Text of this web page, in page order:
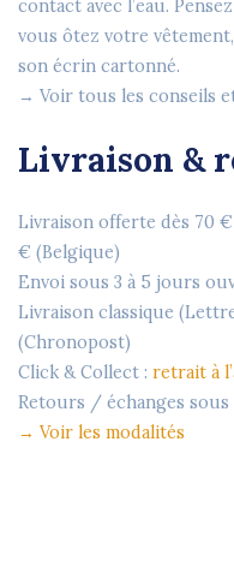
contact avec l’eau.
vous ôtez votre
son écrin cartonné.
→ Voir tous les conseils
Livraison &
Livraison offerte dès 70 €
€ (Belgique)
Envoi sous 3 à 5 jours
Livraison classique
(Chronopost)
Click & Collect : retrait à
Retours / échanges sous
→ Voir les modalités